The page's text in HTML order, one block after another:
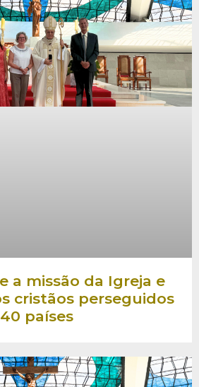
a missão da Igreja e
cristãos perseguidos
países